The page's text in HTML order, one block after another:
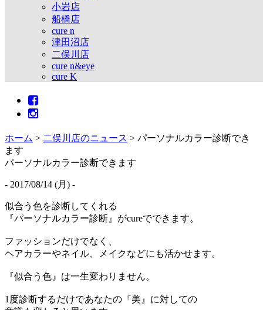
小岩店
船橋店
cure n
津田沼店
二俣川店
cure n&eye
cure K
ホーム > 二俣川店のニュース > パーソナルカラー診断でき
ます
パーソナルカラー診断できます
- 2017/08/14 (月) -
似合う色を診断してくれる
『パーソナルカラー診断』がcureでできます。
ファッションだけでなく、
ヘアカラーやネイル、メイクなどにも活かせます。
『似合う色』は一生変わりません。
1度診断するだけであなたの『美』に対しての